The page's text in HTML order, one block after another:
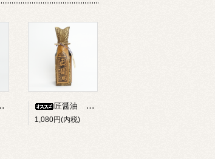
匠醤油 250ml
1,080円(内税)